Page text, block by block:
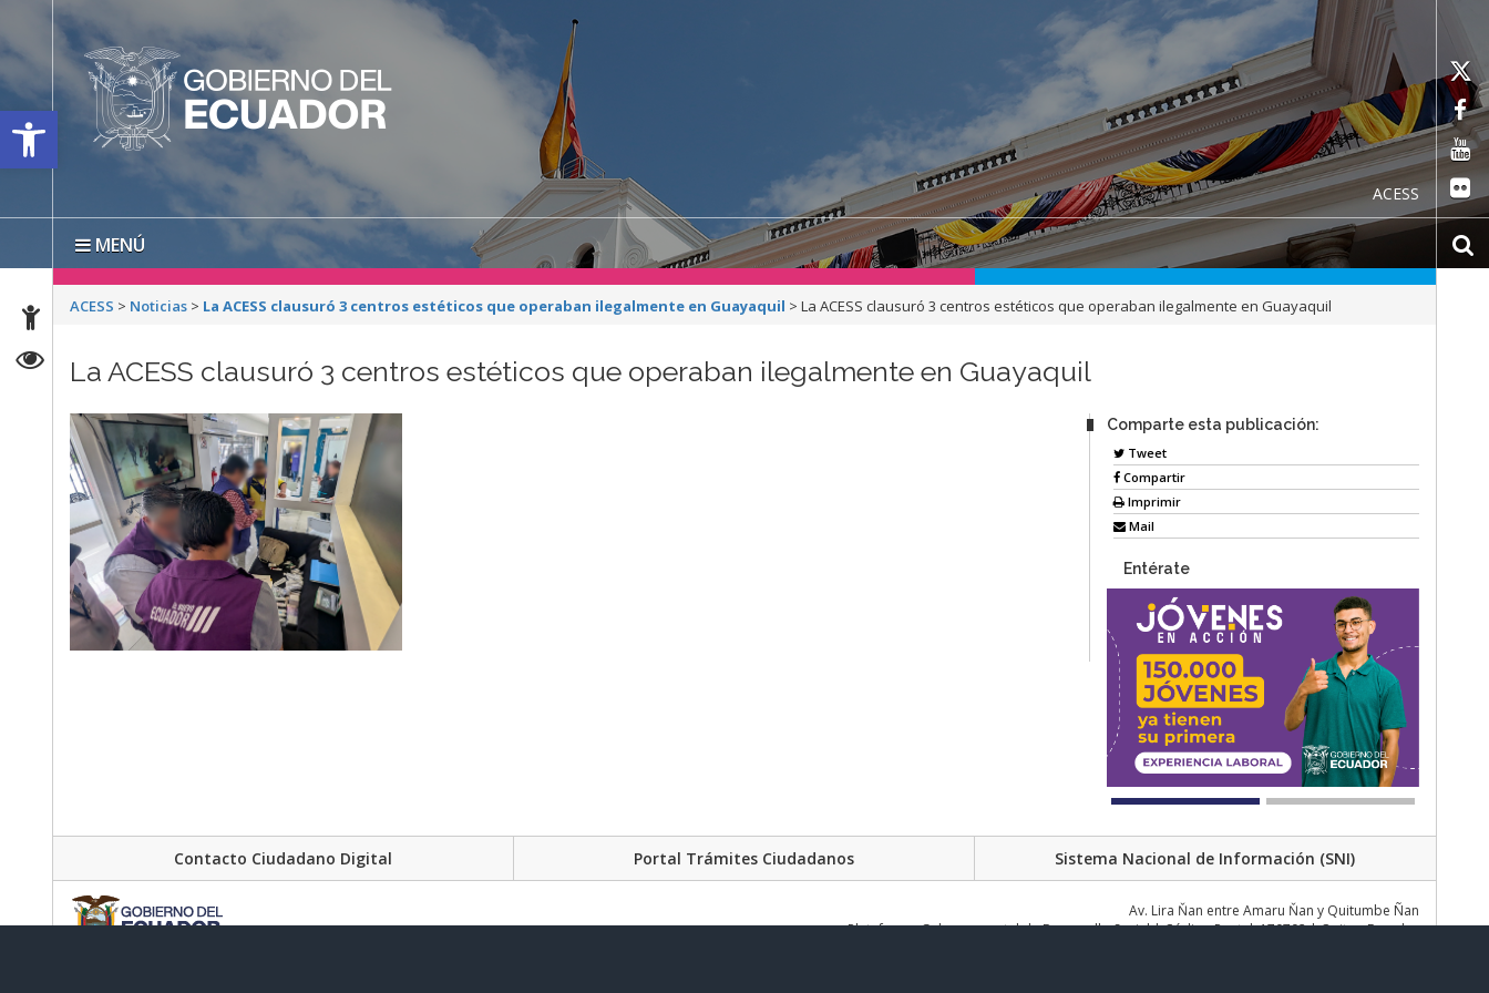
Open toolbar
ACESS
MENÚ
ACESS > Noticias > La ACESS clausuró 3 centros estéticos que operaban ilegalmente en Guayaquil >La ACESS clausuró 3 centros estéticos que operaban ilegalmente en Guayaquil
La ACESS clausuró 3 centros estéticos que operaban ilegalmente en Guayaquil
Comparte esta publicación:
Tweet
Compartir
Imprimir
Mail
Entérate
Contacto Ciudadano Digital Portal Trámites Ciudadanos Sistema Nacional de Información (SNI)
Av. Lira Ňan entre Amaru Ňan y Quitumbe Ñan
Plataforma Gubernamental de Desarrollo Social | Código Postal: 170702 | Quito - Ecuador